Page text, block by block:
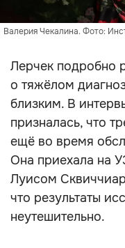
Валерия Чекалина. Фото:
Лерчек подробно
о тяжёлом
близким. В
призналась, что
ещё во время
Она приехала на
Луисом
что результаты
неутешительно.